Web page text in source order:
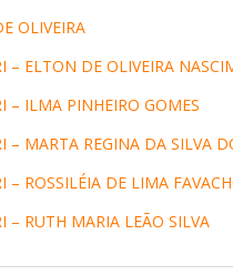
OLIVEIRA
– ELTON DE OLIVEIRA
– ILMA PINHEIRO GOMES
– MARTA REGINA DA SILVA
– ROSSILÉIA DE LIMA
– RUTH MARIA LEÃO SILVA